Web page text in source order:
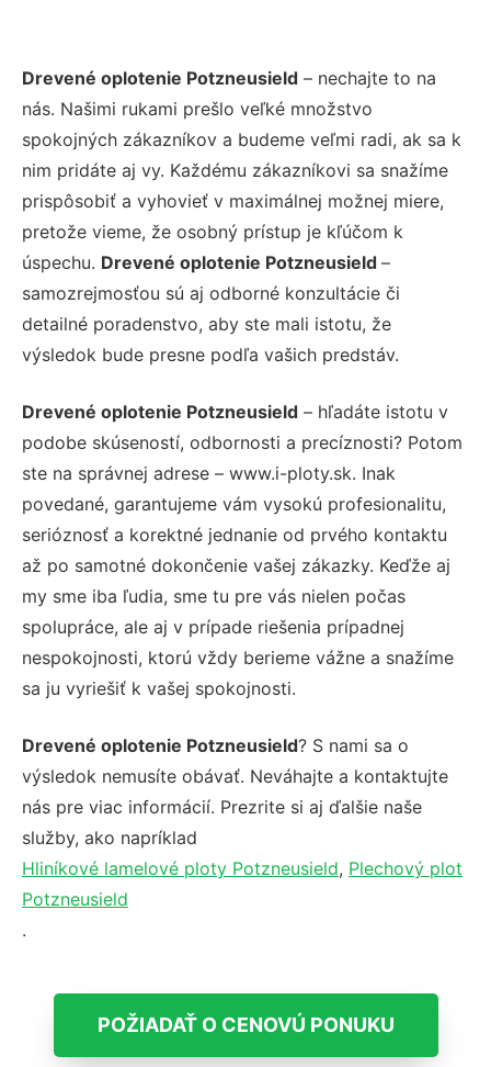
Drevené oplotenie Potzneusield – nechajte to na
nás. Našimi rukami prešlo veľké množstvo
spokojných zákazníkov a budeme veľmi radi, ak sa k
nim pridáte aj vy. Každému zákazníkovi sa snažíme
prispôsobiť a vyhovieť v maximálnej možnej miere,
pretože vieme, že osobný prístup je kľúčom k
úspechu. Drevené oplotenie Potzneusield –
samozrejmosťou sú aj odborné konzultácie či
detailné poradenstvo, aby ste mali istotu, že
výsledok bude presne podľa vašich predstáv.
Drevené oplotenie Potzneusield – hľadáte istotu v
podobe skúseností, odbornosti a precíznosti? Potom
ste na správnej adrese – www.i-ploty.sk. Inak
povedané, garantujeme vám vysokú profesionalitu,
serióznosť a korektné jednanie od prvého kontaktu
až po samotné dokončenie vašej zákazky. Keďže aj
my sme iba ľudia, sme tu pre vás nielen počas
spolupráce, ale aj v prípade riešenia prípadnej
nespokojnosti, ktorú vždy berieme vážne a snažíme
sa ju vyriešiť k vašej spokojnosti.
Drevené oplotenie Potzneusield? S nami sa o
výsledok nemusíte obávať. Neváhajte a kontaktujte
nás pre viac informácií. Prezrite si aj ďalšie naše
služby, ako napríklad
Hliníkové lamelové ploty Potzneusield, Plechový plot
Potzneusield
.
POŽIADAŤ O CENOVÚ PONUKU